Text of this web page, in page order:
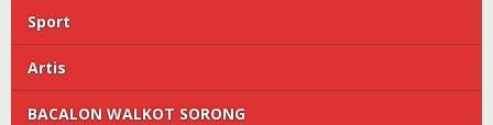
Sport
Artis
BACALON WALKOT SORONG